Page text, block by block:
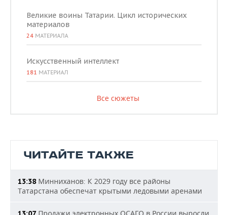
Великие воины Татарии. Цикл исторических
материалов
24 МАТЕРИАЛА
Искусственный интеллект
181 МАТЕРИАЛ
Все сюжеты
ЧИТАЙТЕ ТАКЖЕ
13:38 Минниханов: К 2029 году все районы
Татарстана обеспечат крытыми ледовыми аренами